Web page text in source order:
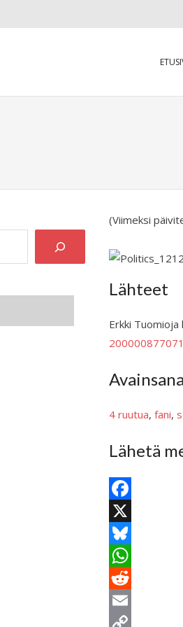
(Viimeksi
Lähteet
Erkki
4 ruutua, fani,
Lähetä
F
a
c
e
b
o
X
B
l
u
e
W
h
a
R
e
E